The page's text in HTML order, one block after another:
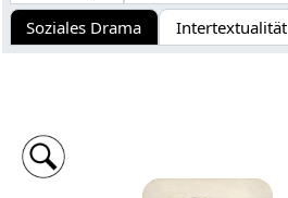
Soziales Drama
Intertextualität